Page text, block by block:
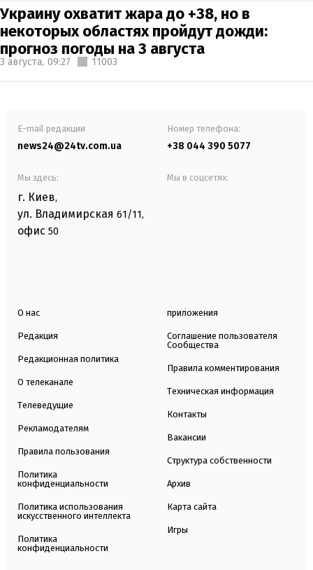
Украину охватит жара до +38, но в
некоторых областях пройдут дожди:
прогноз погоды на 3 августа
3 августа, 09:27 11003
E-mail редакции
news24@24tv.com.ua
Номер телефона:
+38 044 390 5077
Мы здесь:
г. Киев,
ул. Владимирская 61/11,
офис 50
Мы в соцсетях:
О нас
Редакция
Редакционная политика
О телеканале
Телеведущие
Рекламодателям
Правила пользования
Политика
конфиденциальности
Политика использования
искусственного интеллекта
Политика
конфиденциальности
приложения
Соглашение пользователя
Сообщества
Правила комментирования
Техническая информация
Контакты
Вакансии
Структура собственности
Архив
Карта сайта
Игры